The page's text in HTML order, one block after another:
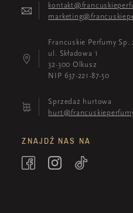
Francuskie Perfumy Sp.
ul. Składowa 1
32-300 Olkusz
NIP 637-221-87-50
Sprzedaż hurtowa
ZNAJDŹ NAS NA